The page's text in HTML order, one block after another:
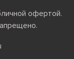
офертой.